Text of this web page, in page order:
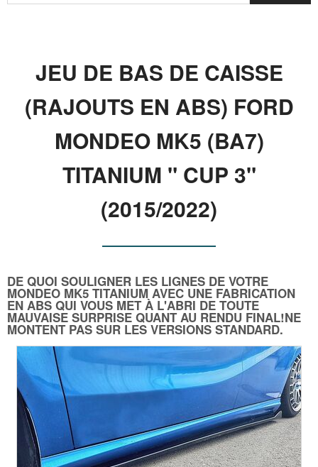
JEU DE BAS DE CAISSE
(RAJOUTS EN ABS) FORD
MONDEO MK5 (BA7)
TITANIUM " CUP 3"
(2015/2022)
DE QUOI SOULIGNER LES LIGNES DE VOTRE
MONDEO MK5 TITANIUM AVEC UNE FABRICATION
EN ABS QUI VOUS MET À L'ABRI DE TOUTE
MAUVAISE SURPRISE QUANT AU RENDU FINAL!NE
MONTENT PAS SUR LES VERSIONS STANDARD.